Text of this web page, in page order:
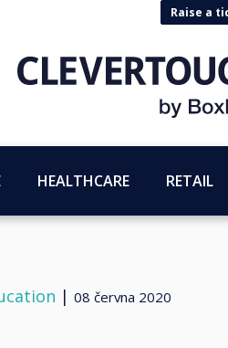
Raise a
HEALTHCARE RETAIL
| 08 června 2020